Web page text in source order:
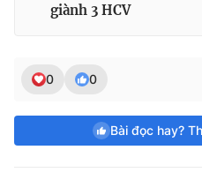
giành 3 HCV
0 0
Bài đọc hay?